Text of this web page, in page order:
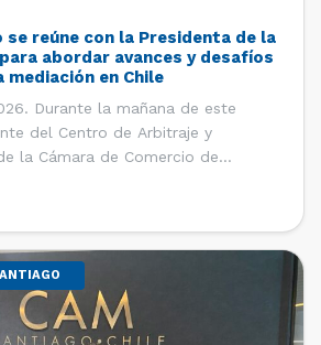
se reúne con la Presidenta de la
abordar avances y desafíos
en Chile
Durante la mañana de este
del Centro de Arbitraje y
la Cámara de Comercio de
Vial; y el gerente general de
sostuvieron un encuentro […]